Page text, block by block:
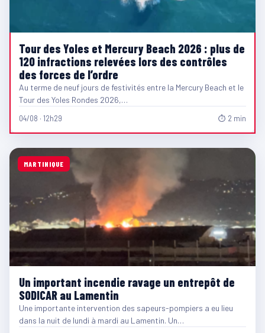
Tour des Yoles et Mercury Beach 2026 : plus de
120 infractions relevées lors des contrôles
des forces de l’ordre
Au terme de neuf jours de festivités entre la Mercury Beach et le
Tour des Yoles Rondes 2026,…
04/08 · 12h29 ⏱ 2 min
MARTINIQUE
Un important incendie ravage un entrepôt de
SODICAR au Lamentin
Une importante intervention des sapeurs-pompiers a eu lieu
dans la nuit de lundi à mardi au Lamentin. Un…